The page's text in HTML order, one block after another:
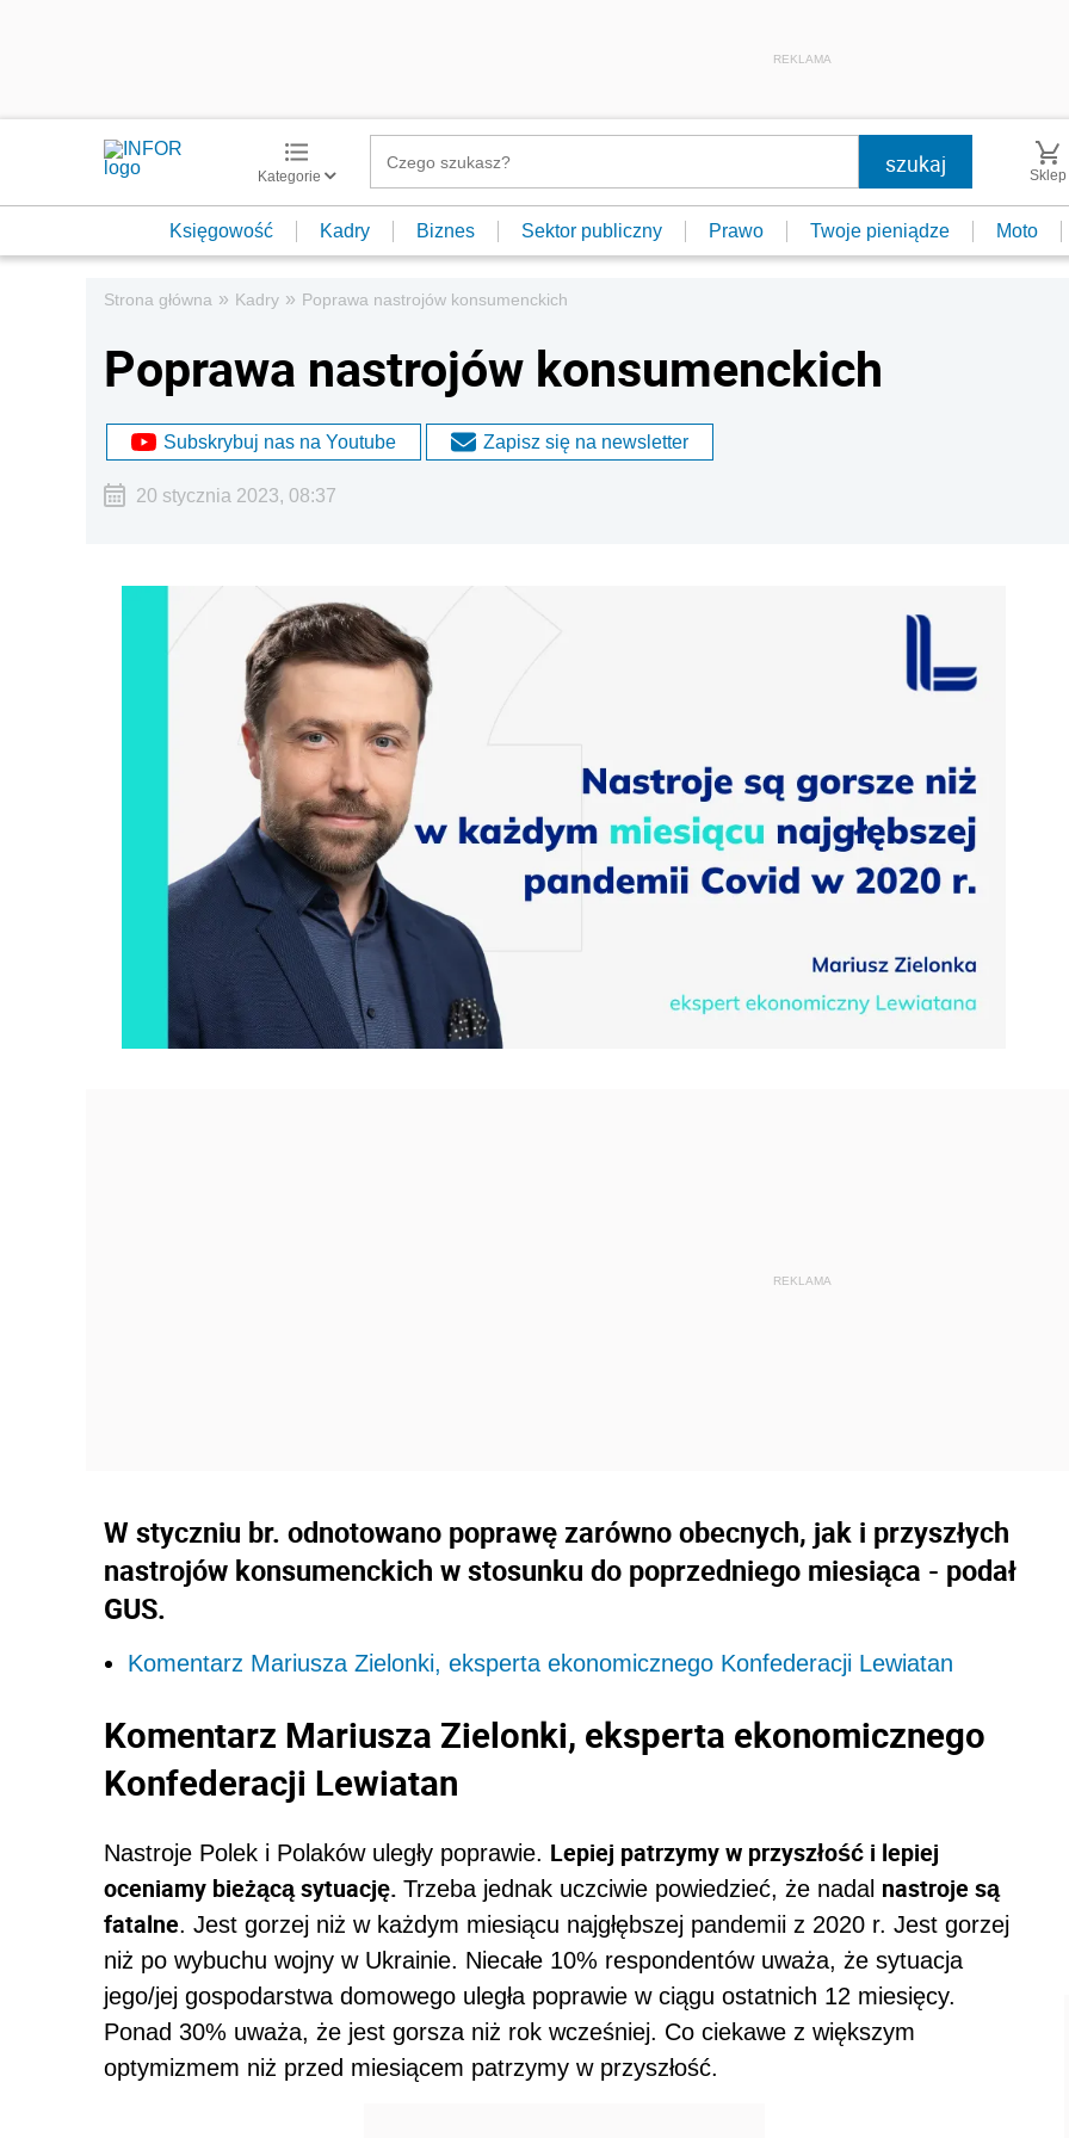
REKLAMA
Kategorie Sklep
Księgowość Kadry Biznes Sektor publiczny Prawo Twoje pieniądze Moto
Strona główna » Kadry » Poprawa nastrojów konsumenckich
Poprawa nastrojów konsumenckich
Subskrybuj nas na Youtube Zapisz się na newsletter
20 stycznia 2023, 08:37
W styczniu br. odnotowano poprawę zarówno obecnych, jak i przyszłych
nastrojów konsumenckich w stosunku do poprzedniego miesiąca - podał
GUS.
Komentarz Mariusza Zielonki, eksperta ekonomicznego Konfederacji Lewiatan
Komentarz Mariusza Zielonki, eksperta ekonomicznego
Konfederacji Lewiatan
Nastroje Polek i Polaków uległy poprawie. Lepiej patrzymy w przyszłość i lepiej
oceniamy bieżącą sytuację. Trzeba jednak uczciwie powiedzieć, że nadal nastroje są
fatalne. Jest gorzej niż w każdym miesiącu najgłębszej pandemii z 2020 r. Jest gorzej
niż po wybuchu wojny w Ukrainie. Niecałe 10% respondentów uważa, że sytuacja
jego/jej gospodarstwa domowego uległa poprawie w ciągu ostatnich 12 miesięcy.
Ponad 30% uważa, że jest gorsza niż rok wcześniej. Co ciekawe z większym
optymizmem niż przed miesiącem patrzymy w przyszłość.